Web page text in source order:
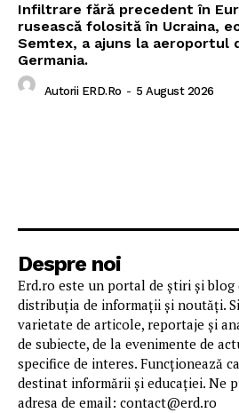
Infiltrare fără precedent în
rusească folosită în Ucraina,
Semtex, a ajuns la aeroportul
Germania.
Autorii ERD.ro - 5 August 2026
Despre noi
Erd.ro este un portal de știri și
distribuția de informații și noutăți.
varietate de articole, reportaje și
de subiecte, de la evenimente de
specifice de interes. Funcționează
destinat informării și educației. Ne
adresa de email: contact@erd.ro